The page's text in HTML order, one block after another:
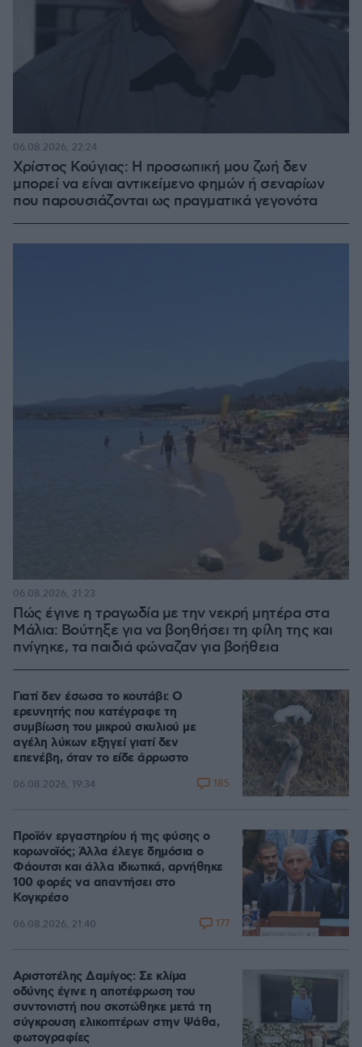
Χρίστος Κούγιας: Η προσωπική μου ζωή δεν
μπορεί να είναι αντικείμενο φημών ή σεναρίων
που παρουσιάζονται ως πραγματικά γεγονότα
06.08.2026, 22:24
Πώς έγινε η τραγωδία με την νεκρή μητέρα στα
Μάλια: Βούτηξε για να βοηθήσει τη φίλη της και
πνίγηκε, τα παιδιά φώναζαν για βοήθεια
06.08.2026, 21:23
Γιατί δεν έσωσα το κουτάβι: Ο
ερευνητής που κατέγραφε τη
συμβίωση του μικρού σκυλιού με
αγέλη λύκων εξηγεί γιατί δεν
επενέβη, όταν το είδε άρρωστο
06.08.2026, 19:34 185
Προϊόν εργαστηρίου ή της φύσης ο
κορωνοϊός; Άλλα έλεγε δημόσια ο
Φάουτσι και άλλα ιδιωτικά, αρνήθηκε
100 φορές να απαντήσει στο
Κογκρέσο
06.08.2026, 21:40 177
Αριστοτέλης Δαμίγος: Σε κλίμα
οδύνης έγινε η αποτέφρωση του
συντονιστή που σκοτώθηκε μετά τη
σύγκρουση ελικοπτέρων στην Ψάθα,
φωτογραφίες